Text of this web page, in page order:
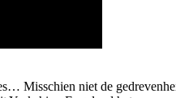
Misschien niet de